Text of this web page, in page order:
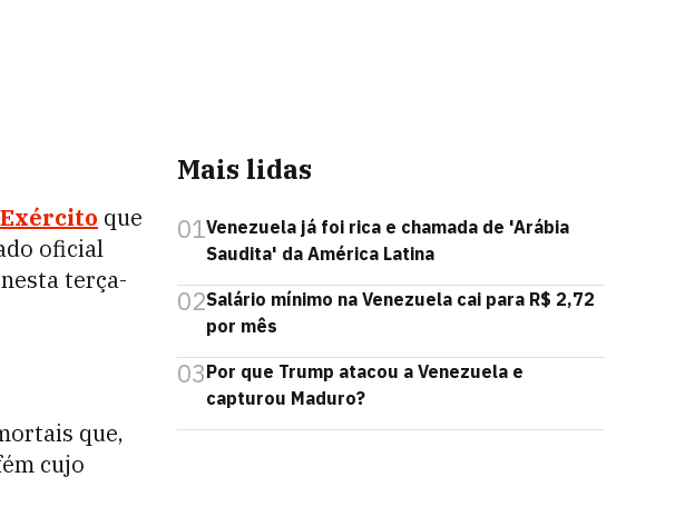
Exército que
oficial
terça-
que,
cujo
Mais lidas
01Venezuela já foi rica e chamada de 'Arábia
Saudita' da América Latina
02Salário mínimo na Venezuela cai para R$ 2,72
por mês
03Por que Trump atacou a Venezuela e
capturou Maduro?